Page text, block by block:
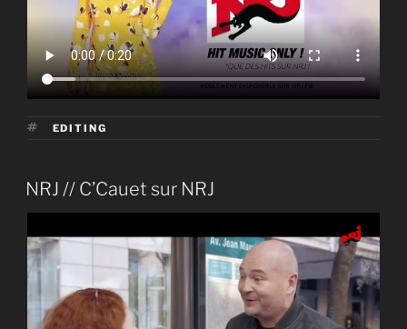
ÉTIQUETTES
EDITING
PUBLIÉ
LE
NRJ // C’Cauet sur NRJ